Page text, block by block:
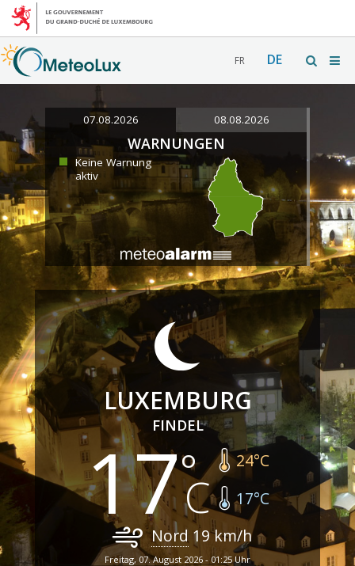
FR DE
07.08.2026 08.08.2026
WARNUNGEN
Keine Warnung
aktiv
LUXEMBURG
FINDEL
17 24°C
17°C
Nord 19km/h
Freitag, 07. August 2026 - 01:25 Uhr